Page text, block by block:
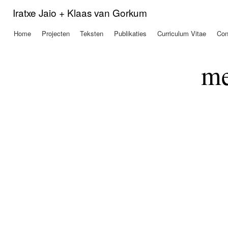
Iratxe Jaio + Klaas van Gorkum
Hoofdmenu
Home Projecten Teksten Publikaties Curriculum Vitae